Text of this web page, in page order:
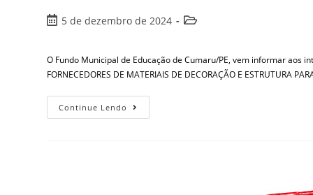
5 de dezembro de 2024
O Fundo Municipal de Educação de Cumaru/PE, vem informar aos
FORNECEDORES DE MATERIAIS DE DECORAÇÃO E ESTRUTURA
Continue Lendo